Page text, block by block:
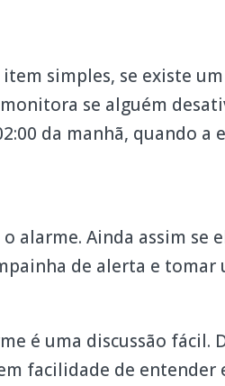
simples, se existe
se alguém
da manhã, quando a
alarme. Ainda assim se
de alerta e tomar
é uma discussão fácil.
facilidade de entender